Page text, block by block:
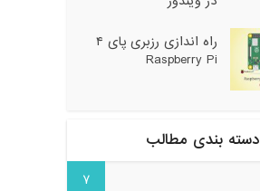
راه اندازی رزبری پای ۴
Raspberry Pi
دسته بندی مطالب
7